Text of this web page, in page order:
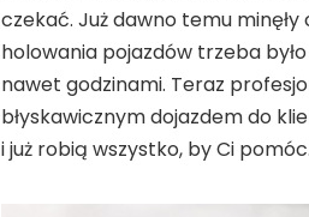
czekać. Już dawno temu
holowania pojazdów trzeba
nawet godzinami. Teraz
błyskawicznym dojazdem do
i już robią wszystko, by Ci pomóc.